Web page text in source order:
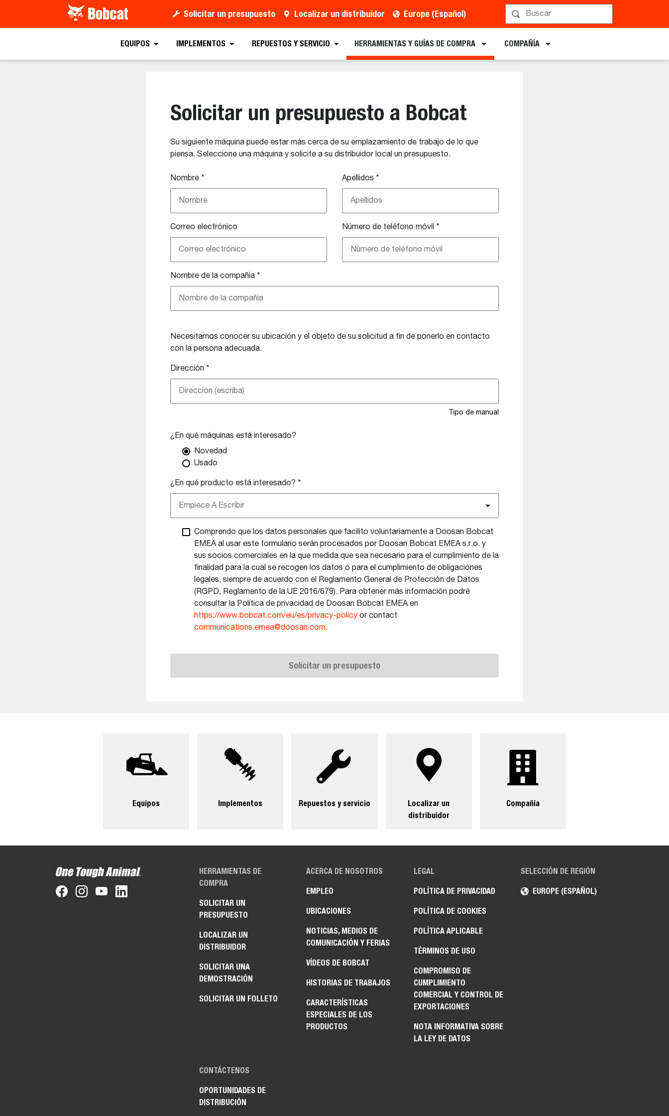
Solicitar un presupuesto Localizar un distribuidor Europe (Español)
EQUIPOS IMPLEMENTOS REPUESTOS Y SERVICIO HERRAMIENTAS Y GUÍAS DE COMPRA COMPAÑÍA
Solicitar un presupuesto a Bobcat
Su siguiente máquina puede estar más cerca de su emplazamiento de trabajo de lo que
piensa. Seleccione una máquina y solicite a su distribuidor local un presupuesto.
Nombre* Apellidos *
Correo electrónico Número de teléfono móvil *
Nombre de la compañía*
Necesitamos conocer su ubicación y el objeto de su solicitud a fin de ponerlo en contacto
con la persona adecuada.
Dirección*
Tipo de manual
¿En qué máquinas está interesado?
Novedad
Usado
¿En qué producto está interesado? *
Empiece A Escribir
Comprendo que los datos personales que facilito voluntariamente a Doosan Bobcat
EMEA al usar este formulario serán procesados por Doosan Bobcat EMEA s.r.o. y
sus socios comerciales en la que medida que sea necesario para el cumplimiento de la
finalidad para la cual se recogen los datos o para el cumplimiento de obligaciones
legales, siempre de acuerdo con el Reglamento General de Protección de Datos
(RGPD, Reglamento de la UE 2016/679). Para obtener más información podré
consultar la Política de privacidad de Doosan Bobcat EMEA en
https://www.bobcat.com/eu/es/privacy-policyor contact
communications.emea@doosan.com.
Solicitar un presupuesto
Equipos Implementos Repuestos y servicio
Localizar un
distribuidor
Compañía
SELECCIÓN DE REGIÓN
EUROPE (ESPAÑOL)
HERRAMIENTAS DE
COMPRA
SOLICITAR UN
PRESUPUESTO
LOCALIZAR UN
DISTRIBUIDOR
SOLICITAR UNA
DEMOSTRACIÓN
SOLICITAR UN FOLLETO
ACERCA DE NOSOTROS
EMPLEO
UBICACIONES
NOTICIAS, MEDIOS DE
COMUNICACIÓN Y FERIAS
VÍDEOS DE BOBCAT
HISTORIAS DE TRABAJOS
CARACTERÍSTICAS
ESPECIALES DE LOS
PRODUCTOS
LEGAL
POLÍTICA DE PRIVACIDAD
POLÍTICA DE COOKIES
POLÍTICA APLICABLE
TÉRMINOS DE USO
COMPROMISO DE
CUMPLIMIENTO
COMERCIAL Y CONTROL DE
EXPORTACIONES
NOTA INFORMATIVA SOBRE
LA LEY DE DATOS
CONTÁCTENOS
OPORTUNIDADES DE
DISTRIBUCIÓN